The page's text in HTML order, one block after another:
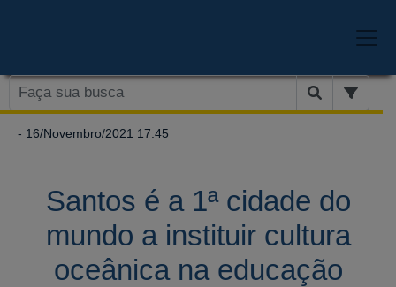
- 16/Novembro/2021 17:45
Santos é a 1ª cidade do
mundo a instituir cultura
oceânica na educação